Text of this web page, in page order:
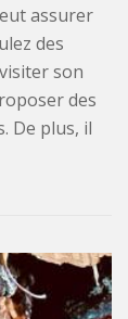
assurer
des
son
des
De plus, il